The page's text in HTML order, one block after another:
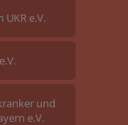
e.V.
und
e.V.